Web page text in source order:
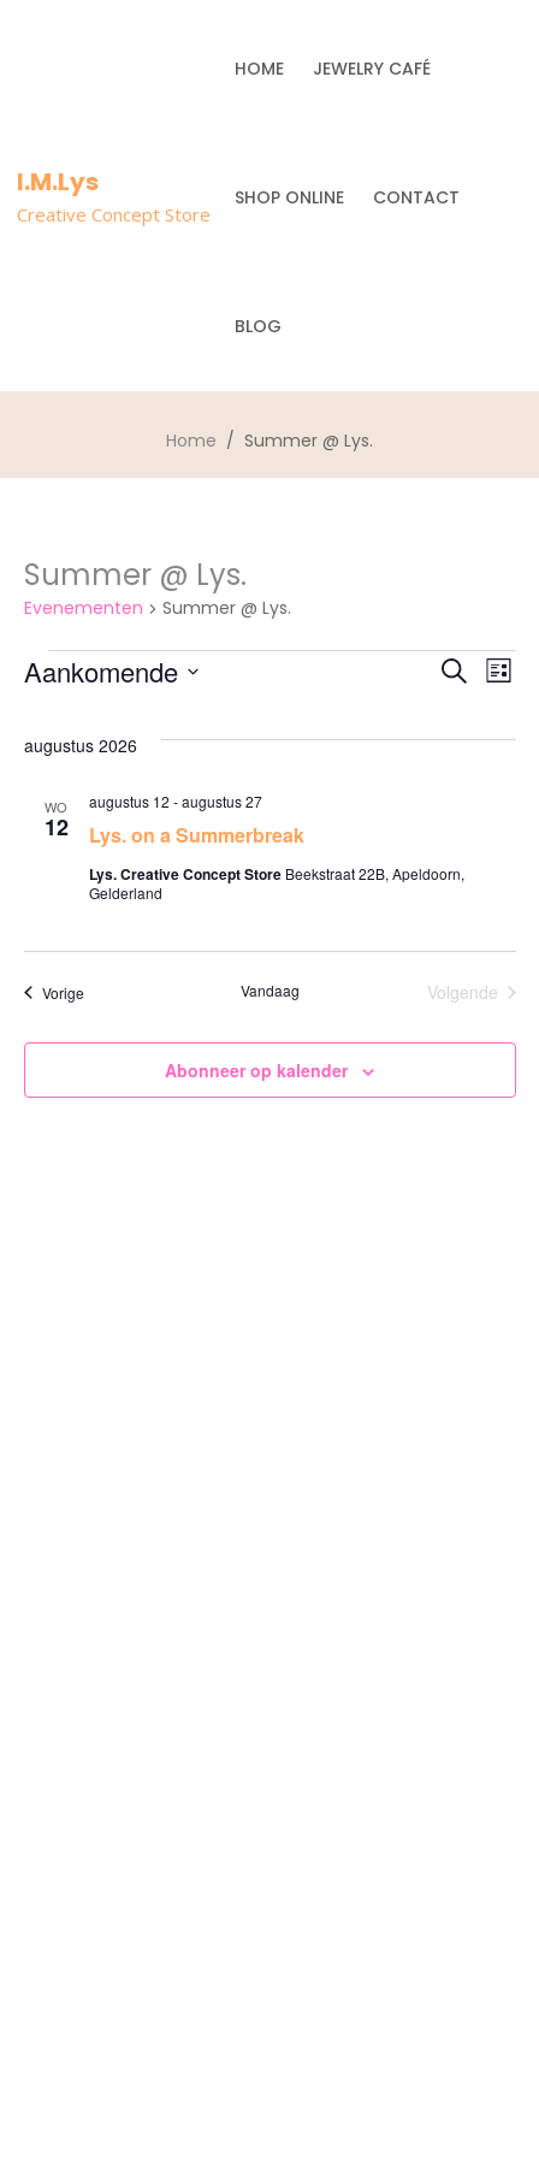
I.M.Lys
Creative Concept Store
HOME JEWELRY CAFÉ
SHOP ONLINE CONTACT
BLOG
Home / Summer @ Lys.
Summer @ Lys.
Evenementen Summer @ Lys.
Evenementen Zoeken
Lijst
Aankomende
datum.
augustus 2026
WO
12 Lys. on a Summerbreak
augustus 12 -augustus 27
Lys. Creative Concept Store Beekstraat 22B, Apeldoorn,
Gelderland
VorigeEvenementen Vandaag
Volgende
Abonneer op kalender